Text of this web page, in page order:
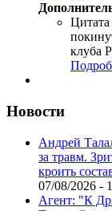
Цитата
клуба
Новости
Андрей
за травм.
кроить
07/08/2026 -
Агент: "К